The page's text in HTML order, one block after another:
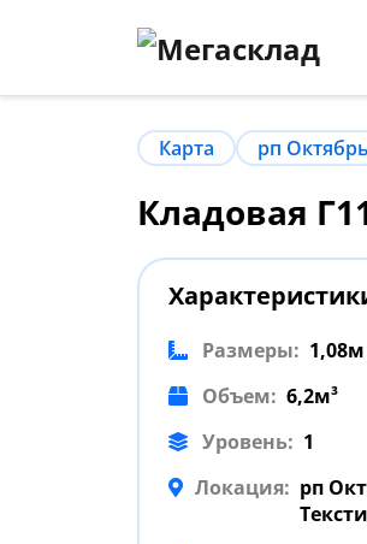
Карта рп
Кладовая
Размеры:
Объем: 6,2м³
Уровень: 1
Локация: рп